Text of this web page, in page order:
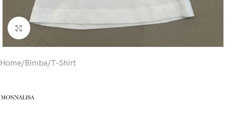
Click to enlarge
Home/Bimba/T-Shirt